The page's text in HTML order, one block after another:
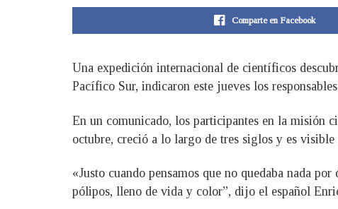
Comparte en Facebook
Una expedición internacional de científicos
Pacífico Sur, indicaron este jueves los
En un comunicado, los participantes en la misión
octubre, creció a lo largo de tres siglos y es visible
«Justo cuando pensamos que no quedaba nada
pólipos, lleno de vida y color”, dijo el español